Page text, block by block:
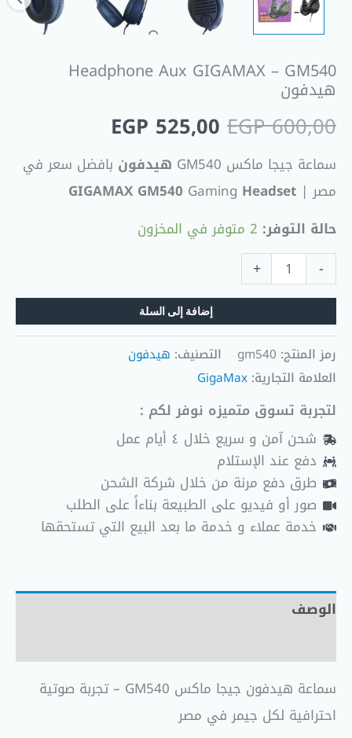
Headphone Aux GIGAMAX – GM540
هيدفون
EGP600,00
EGP 525,00
سماعة جيجا ماكس GM540 هيدفون بافضل سعر في
مصر |
GIGAMAX GM540 Gaming Headset
حالة التوفر: 2 متوفر في المخزون
-
+
إضافة إلى السلة
رمز المنتج: gm540 التصنيف: هيدفون
العلامة التجارية: GigaMax
لتجربة تسوق متميزه نوفر لكم :
شحن آمن و سريع خلال ٤ أيام عمل
دفع عند الإستلام
طرق دفع مرنة من خلال شركة الشحن
صور أو فيديو على الطبيعة بناءاً على الطلب
خدمة عملاء و خدمة ما بعد البيع التي تستحقها
الوصف
سماعة هيدفون جيجا ماكس GM540 – تجربة صوتية
احترافية لكل جيمر في مصر